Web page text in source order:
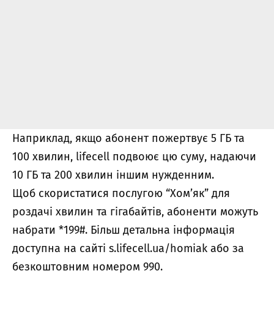
Наприклад, якщо абонент пожертвує 5 ГБ та
100 хвилин, lifecell подвоює цю суму, надаючи
10 ГБ та 200 хвилин іншим нужденним.
Щоб скористатися послугою “Хом’як” для
роздачі хвилин та гігабайтів, абоненти можуть
набрати *199#. Більш детальна інформація
доступна на сайті s.lifecell.ua/homiak або за
безкоштовним номером 990.